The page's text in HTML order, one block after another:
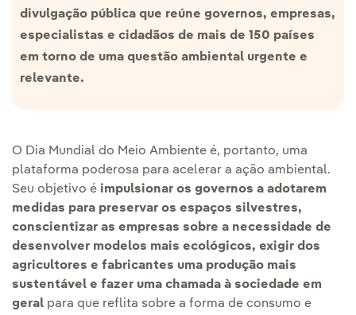
divulgação pública que reúne governos, empresas,
especialistas e cidadãos de mais de 150 países
em torno de uma questão ambiental urgente e
relevante.
O Dia Mundial do Meio Ambiente é, portanto, uma
plataforma poderosa para acelerar a ação ambiental.
Seu objetivo é impulsionar os governos a adotarem
medidas para preservar os espaços silvestres,
conscientizar as empresas sobre a necessidade de
desenvolver modelos mais ecológicos, exigir dos
agricultores e fabricantes uma produção mais
sustentável e fazer uma chamada à sociedade em
geral para que reflita sobre a forma de consumo e